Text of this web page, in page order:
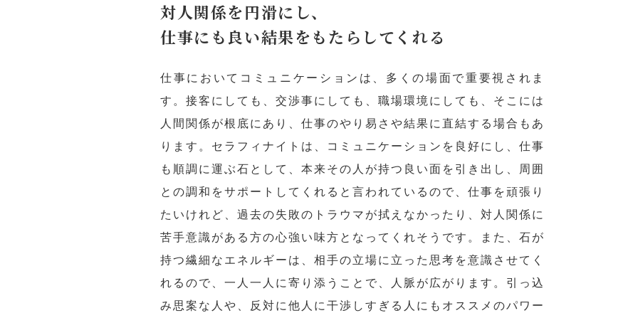
対人関係を円滑にし、
仕事にも良い結果をもたらしてくれる
仕事においてコミュニケーションは、多くの場面で重要視されま
す。接客にしても、交渉事にしても、職場環境にしても、そこには
人間関係が根底にあり、仕事のやり易さや結果に直結する場合もあ
ります。セラフィナイトは、コミュニケーションを良好にし、仕事
も順調に運ぶ石として、本来その人が持つ良い面を引き出し、周囲
との調和をサポートしてくれると言われているので、仕事を頑張り
たいけれど、過去の失敗のトラウマが拭えなかったり、対人関係に
苦手意識がある方の心強い味方となってくれそうです。また、石が
持つ繊細なエネルギーは、相手の立場に立った思考を意識させてく
れるので、一人一人に寄り添うことで、人脈が広がります。引っ込
み思案な人や、反対に他人に干渉しすぎる人にもオススメのパワー